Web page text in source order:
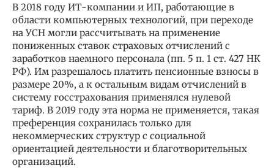
В 2018 году ИТ-компании и ИП, работающие в
области компьютерных технологий, при переходе
на УСН могли рассчитывать на применение
пониженных ставок страховых отчислений с
заработков наемного персонала (пп. 5 п. 1 ст. 427 НК
РФ). Им разрешалось платить пенсионные взносы в
размере 20%, а к остальным видам отчислений в
систему госстрахования применялся нулевой
тариф. В 2019 году эта норма не применяется, такая
преференция сохранилась только для
некоммерческих структур с социальной
ориентацией деятельности и благотворительных
организаций.